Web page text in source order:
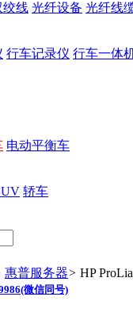
绞线 光纤设备 光纤线
行车记录仪 行车一体
电动平衡车
轿车
惠普服务器> HP
微信同号)